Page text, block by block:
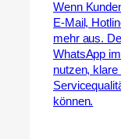
Wenn
E-Mail,
mehr aus.
WhatsApp
nutzen,
können.